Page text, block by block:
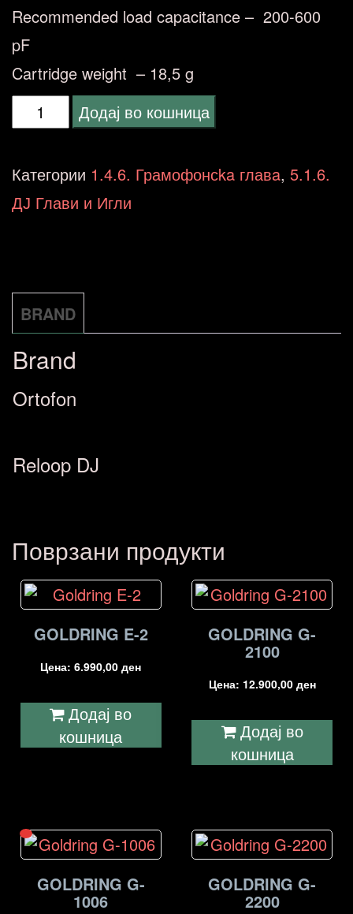
Recommended load capacitance – 200-600
pF
Cartridge weight – 18,5 g
Reloop
VIBE
(
Scratche
S/S
)
количина
Додај во кошница
Категории 1.4.6. Грамофонсka главa, 5.1.6.
ДЈ Глави и Игли
BRAND
Brand
Ortofon
Reloop DJ
Поврзани продукти
GOLDRING E-2
Цена:6.990,00ден
Додај во
кошница
GOLDRING G-
2100
Цена: 12.900,00 ден
Додај во
кошница
GOLDRING G-
1006
GOLDRING G-
2200